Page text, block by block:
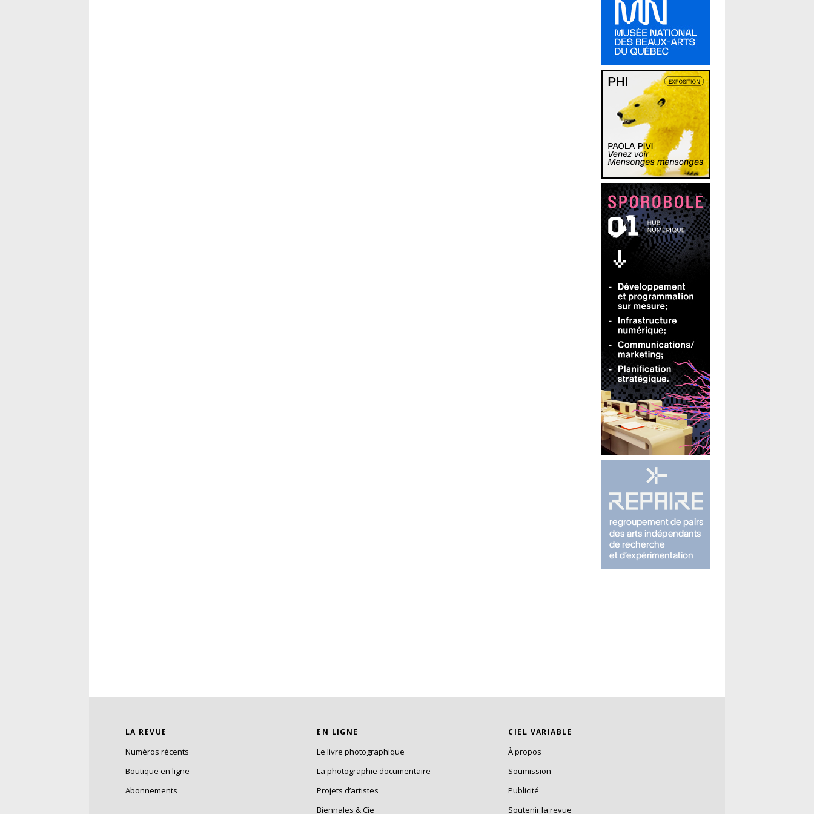
LA REVUE
Numéros récents
Boutique en ligne
Abonnements
EN LIGNE
Le livre photographique
La photographie documentaire
Projets d’artistes
Biennales & Cie
CIEL VARIABLE
À propos
Soumission
Publicité
Soutenir la revue